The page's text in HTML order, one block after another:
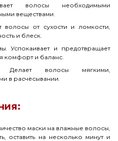
волосы необходимыми
веществами.
волосы от сухости и ломкости,
и блеск.
Успокаивает и предотвращает
комфорт и баланс.
Делает волосы мягкими,
в расчёсывании.
маски на влажные волосы,
оставить на несколько минут и